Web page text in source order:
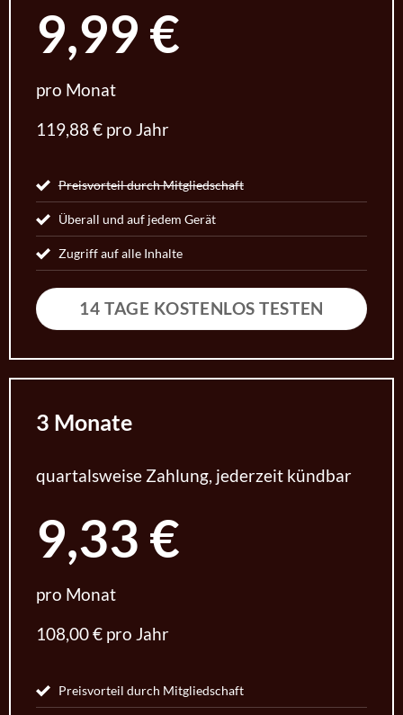
9,99 €
pro Monat
119,88 € pro Jahr
Preisvorteil durch Mitgliedschaft
Überall und auf jedem Gerät
Zugriff auf alle Inhalte
14 TAGE KOSTENLOS TESTEN
3 Monate
quartalsweise Zahlung, jederzeit kündbar
9,33 €
pro Monat
108,00 € pro Jahr
Preisvorteil durch Mitgliedschaft